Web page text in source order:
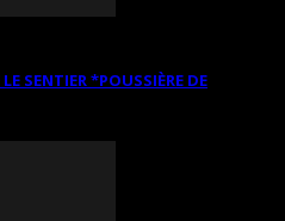
SENTIER *POUSSIÈRE DE